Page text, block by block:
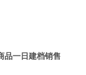
品一日建档销售